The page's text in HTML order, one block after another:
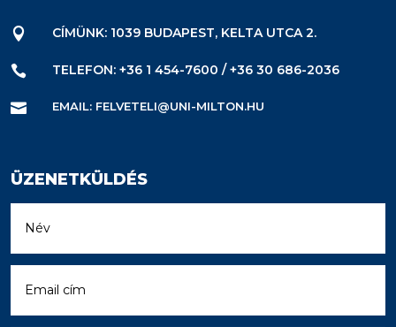
 CÍMÜNK: 1039 BUDAPEST, KELTA UTCA 2.
 TELEFON: +36 1 454-7600 / +36 30 686-2036
 EMAIL: FELVETELI@UNI-MILTON.HU
ÜZENETKÜLDÉS